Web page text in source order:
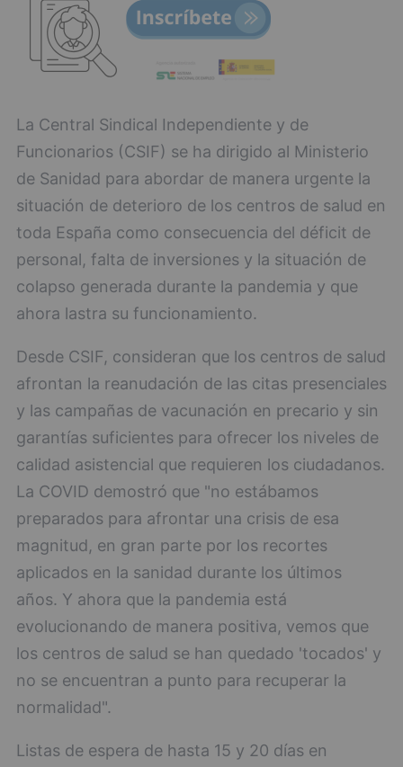
La Central Sindical Independiente y de
Funcionarios (CSIF) se ha dirigido al Ministerio
de Sanidad para abordar de manera urgente la
situación de deterioro de los centros de salud en
toda España como consecuencia del déficit de
personal, falta de inversiones y la situación de
colapso generada durante la pandemia y que
ahora lastra su funcionamiento.
Desde CSIF, consideran que los centros de salud
afrontan la reanudación de las citas presenciales
y las campañas de vacunación en precario y sin
garantías suficientes para ofrecer los niveles de
calidad asistencial que requieren los ciudadanos.
La COVID demostró que "no estábamos
preparados para afrontar una crisis de esa
magnitud, en gran parte por los recortes
aplicados en la sanidad durante los últimos
años. Y ahora que la pandemia está
evolucionando de manera positiva, vemos que
los centros de salud se han quedado 'tocados' y
no se encuentran a punto para recuperar la
normalidad".
Listas de espera de hasta 15 y 20 días en